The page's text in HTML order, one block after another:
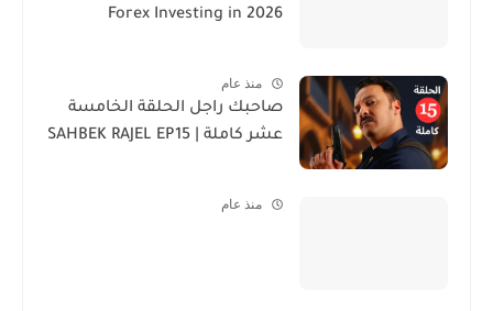
Forex Investing in 2026
منذ عام
صاحبك راجل الحلقة الخامسة
عشر كاملة | SAHBEK RAJEL EP15
منذ عام